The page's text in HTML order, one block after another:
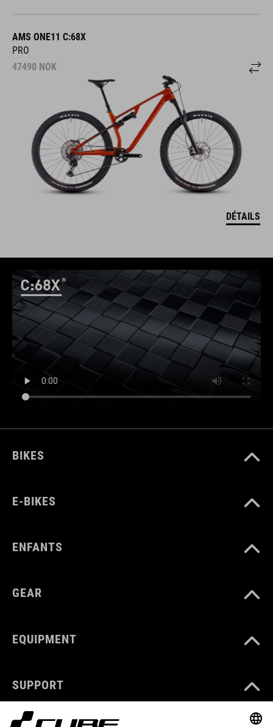
AMS ONE11 C:68X
PRO
47490 NOK
DÉTAILS
BIKES
E-BIKES
ENFANTS
GEAR
EQUIPMENT
SUPPORT